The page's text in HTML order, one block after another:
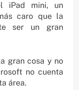
iPad mini, un
caro que la
ser un gran
gran cosa y no
no cuenta
área.